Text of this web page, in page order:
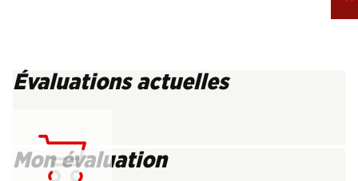
Évaluations actuelles
Mon évaluation